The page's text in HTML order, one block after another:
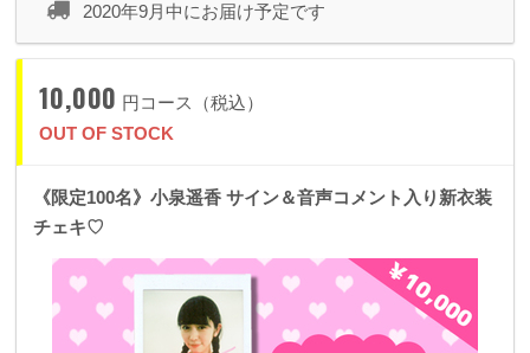
2020年9月中にお届け予定です
10,000 円コース（税込）
OUT OF STOCK
《限定100名》小泉遥香 サイン＆音声コメント入り新衣装
チェキ♡